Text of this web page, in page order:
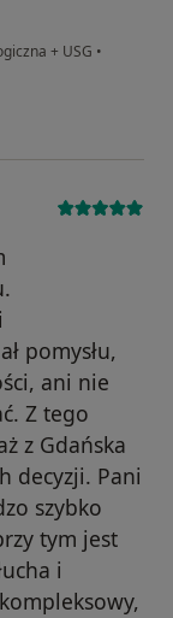
+ USG •
pomysłu,
ani nie
Z tego
z Gdańska
decyzji. Pani
szybko
tym jest
i